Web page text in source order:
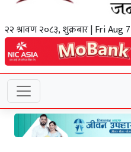
२२ श्रावण २०८३, शुक्रबार | Fri Aug